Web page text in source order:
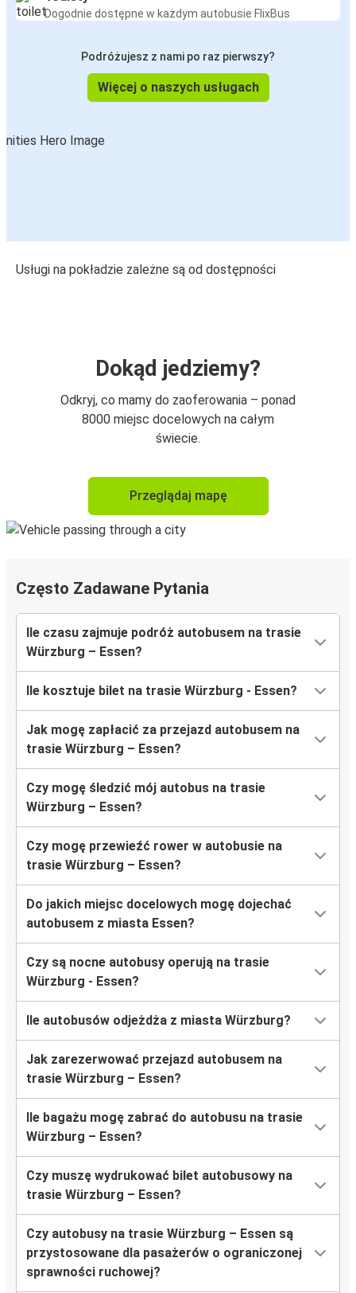
Dogodnie dostępne w każdym autobusie FlixBus
Podróżujesz z nami po raz pierwszy?
Więcej o naszych usługach
Usługi na pokładzie zależne są od dostępności
Dokąd jedziemy?
Odkryj, co mamy do zaoferowania – ponad
8000 miejsc docelowych na całym
świecie.
Przeglądaj mapę
Często Zadawane Pytania
Ile czasu zajmuje podróż autobusem na trasie
Würzburg – Essen?
Ile kosztuje bilet na trasie Würzburg - Essen?
Jak mogę zapłacić za przejazd autobusem na
trasie Würzburg – Essen?
Czy mogę śledzić mój autobus na trasie
Würzburg – Essen?
Czy mogę przewieźć rower w autobusie na
trasie Würzburg – Essen?
Do jakich miejsc docelowych mogę dojechać
autobusem z miasta Essen?
Czy są nocne autobusy operują na trasie
Würzburg - Essen?
Ile autobusów odjeżdża z miasta Würzburg?
Jak zarezerwować przejazd autobusem na
trasie Würzburg – Essen?
Ile bagażu mogę zabrać do autobusu na trasie
Würzburg – Essen?
Czy muszę wydrukować bilet autobusowy na
trasie Würzburg – Essen?
Czy autobusy na trasie Würzburg – Essen są
przystosowane dla pasażerów o ograniczonej
sprawności ruchowej?